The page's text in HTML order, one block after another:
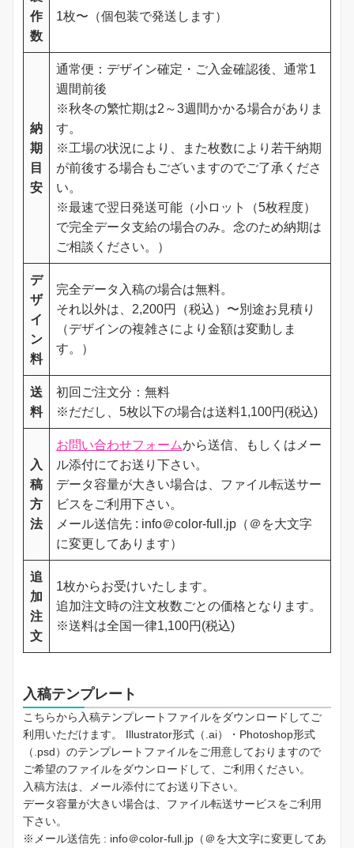
作
数
1枚〜（個包装で発送します）
納
期
目
安
通常便：デザイン確定・ご入金確認後、通常1
週間前後
※秋冬の繁忙期は2～3週間かかる場合がありま
す。
※工場の状況により、また枚数により若干納期
が前後する場合もございますのでご了承くださ
い。
※最速で翌日発送可能（小ロット（5枚程度）
で完全データ支給の場合のみ。念のため納期は
ご相談ください。）
デ
ザ
イ
ン
料
完全データ入稿の場合は無料。
それ以外は、2,200円（税込）〜別途お見積り
（デザインの複雑さにより金額は変動しま
す。）
送
料
初回ご注文分：無料
※だだし、5枚以下の場合は送料1,100円(税込)
入
稿
方
法
お問い合わせフォームから送信、もしくはメー
ル添付にてお送り下さい。
データ容量が大きい場合は、ファイル転送サー
ビスをご利用下さい。
メール送信先 : info＠color-full.jp（＠を大文字
に変更してあります）
追
加
注
文
1枚からお受けいたします。
追加注文時の注文枚数ごとの価格となります。
※送料は全国一律1,100円(税込)
入稿テンプレート
こちらから入稿テンプレートファイルをダウンロードしてご
利用いただけます。 Illustrator形式（.ai）・Photoshop形式
（.psd）のテンプレートファイルをご用意しておりますので
ご希望のファイルをダウンロードして、ご利用ください。
入稿方法は、メール添付にてお送り下さい。
データ容量が大きい場合は、ファイル転送サービスをご利用
下さい。
※メール送信先 : info＠color-full.jp（＠を大文字に変更してあ